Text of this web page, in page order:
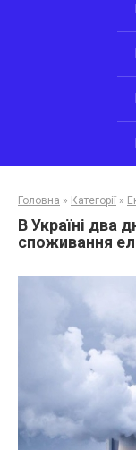
Головна » Категорії »
В Україні два
споживання